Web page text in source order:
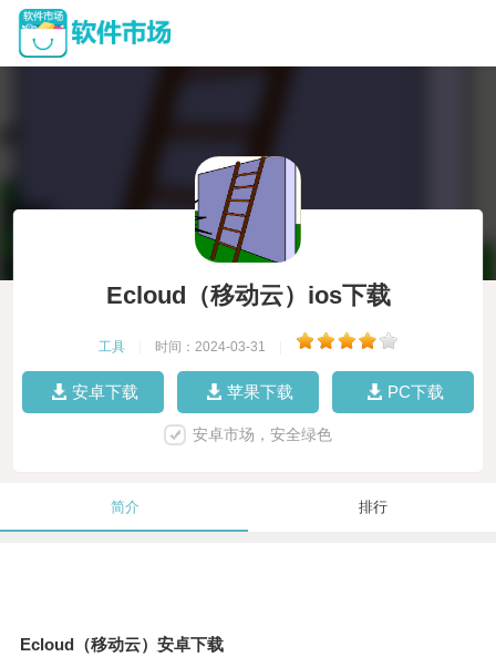
Ecloud（移动云）ios下载
工具 时间：2024-03-31
安卓下载 苹果下载 PC下载
安卓市场，安全绿色
简介 排行
Ecloud（移动云）安卓下载